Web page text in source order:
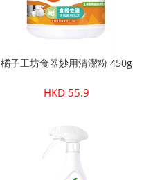
橘子工坊食器妙用清潔粉 450g
HKD 55.9